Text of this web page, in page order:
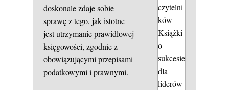
doskonale zdaje sobie
sprawę z tego, jak istotne
jest utrzymanie prawidłowej
księgowości, zgodnie z
obowiązującymi przepisami
podatkowymi i prawnymi.
czytelni
ków
Książki
o
sukcesie
dla
liderów